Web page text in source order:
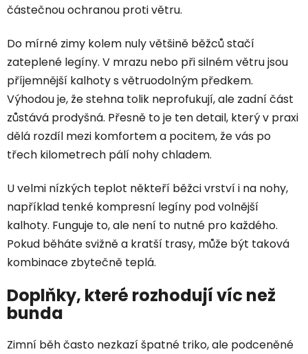
částečnou ochranou proti větru.
Do mírné zimy kolem nuly většině běžců stačí
zateplené legíny. V mrazu nebo při silném větru jsou
příjemnější kalhoty s větruodolným předkem.
Výhodou je, že stehna tolik neprofukují, ale zadní část
zůstává prodyšná. Přesně to je ten detail, který v praxi
dělá rozdíl mezi komfortem a pocitem, že vás po
třech kilometrech pálí nohy chladem.
U velmi nízkých teplot někteří běžci vrství i na nohy,
například tenké kompresní legíny pod volnější
kalhoty. Funguje to, ale není to nutné pro každého.
Pokud běháte svižně a kratší trasy, může být taková
kombinace zbytečně teplá.
Doplňky, které rozhodují víc než
bunda
Zimní běh často nezkazí špatné triko, ale podceněné